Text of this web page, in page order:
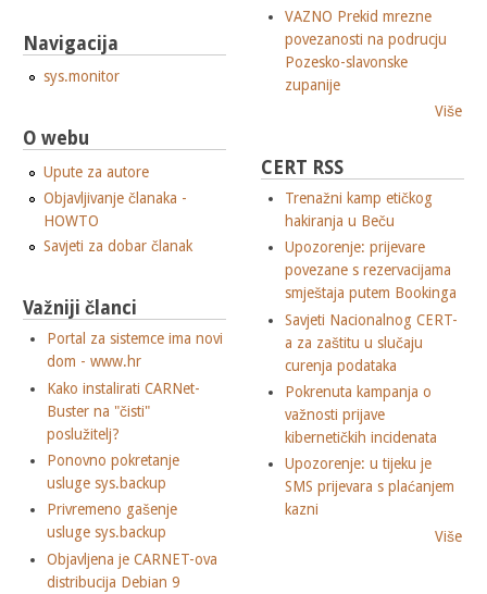
Navigacija
sys.monitor
O webu
Upute za autore
Objavljivanje članaka -
HOWTO
Savjeti za dobar članak
Važniji članci
Portal za sistemce ima novi
dom - www.hr
Kako instalirati CARNet-
Buster na "čisti"
poslužitelj?
Ponovno pokretanje
usluge sys.backup
Privremeno gašenje
usluge sys.backup
Objavljena je CARNET-ova
distribucija Debian 9
VAZNO Prekid mrezne
povezanosti na podrucju
Pozesko-slavonske
zupanije
Više
CERT RSS
Trenažni kamp etičkog
hakiranja u Beču
Upozorenje: prijevare
povezane s rezervacijama
smještaja putem Bookinga
Savjeti Nacionalnog CERT-
a za zaštitu u slučaju
curenja podataka
Pokrenuta kampanja o
važnosti prijave
kibernetičkih incidenata
Upozorenje: u tijeku je
SMS prijevara s plaćanjem
kazni
Više